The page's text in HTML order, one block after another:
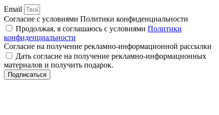
Email
Согласие с условиями Политики конфиденциальности
Продолжая, я соглашаюсь с условиями Политики
конфиденциальности
Согласие на получение рекламно-информационной рассылки
Дать согласие на получение рекламно-информационных
материалов и получить подарок.
Подписаться